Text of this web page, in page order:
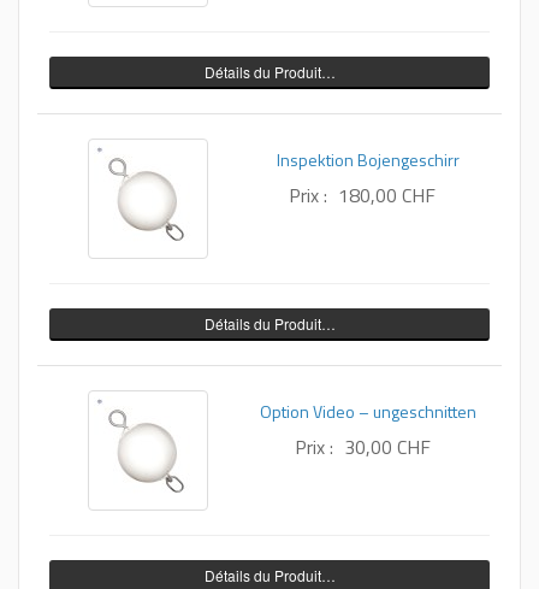
Détails du Produit…
Inspektion Bojengeschirr
Prix : 180,00 CHF
Détails du Produit…
Option Video – ungeschnitten
Prix : 30,00 CHF
Détails du Produit…